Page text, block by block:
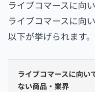
ライブコマースに向
ライブコマースに向
以下が挙げられます。
ライブコマースに向い
ない商品・業界